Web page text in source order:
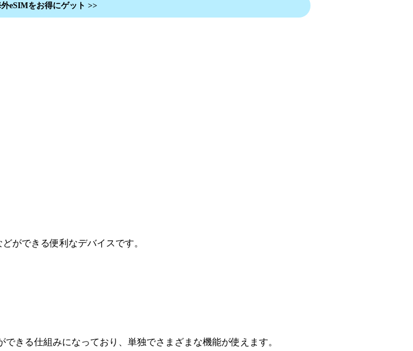
eSIMをお得にゲット >>
どができる便利なデバイスです。
きる仕組みになっており、単独でさまざまな機能が使えます。